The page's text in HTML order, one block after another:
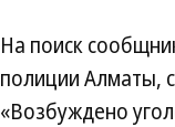
На поиск
полиции Алматы,
«Возбуждено